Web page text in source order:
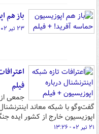
باز هم
۲۳ تیر ۰۲ - ۱۶:۱۳
فیلم
جمعی
گفت‌وگو با شبکه معاند
اپوزیسیون خارج از کشور ایده
۲۱ تیر ۰۲ - ۱۳:۲۶